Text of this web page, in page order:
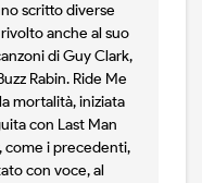
scritto diverse
anche al suo
di Guy Clark,
Rabin. Ride Me
mortalità, iniziata
con Last Man
come i precedenti,
con voce, al